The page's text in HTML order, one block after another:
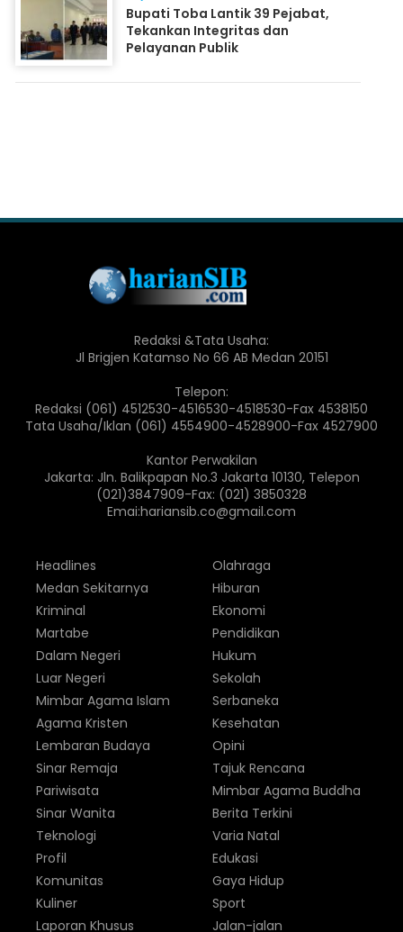
Bupati Toba Lantik 39 Pejabat,
Tekankan Integritas dan
Pelayanan Publik
Redaksi &Tata Usaha:
Jl Brigjen Katamso No 66 AB Medan 20151
Telepon:
Redaksi (061) 4512530-4516530-4518530-Fax 4538150
Tata Usaha/Iklan (061) 4554900-4528900-Fax 4527900
Kantor Perwakilan
Jakarta: Jln. Balikpapan No.3 Jakarta 10130, Telepon
(021)3847909-Fax: (021) 3850328
Emai:hariansib.co@gmail.com
Headlines
Medan Sekitarnya
Kriminal
Martabe
Dalam Negeri
Luar Negeri
Olahraga
Hiburan
Ekonomi
Pendidikan
Hukum
Sekolah
Mimbar Agama Islam
Agama Kristen
Lembaran Budaya
Sinar Remaja
Pariwisata
Sinar Wanita
Serbaneka
Kesehatan
Opini
Tajuk Rencana
Mimbar Agama Buddha
Berita Terkini
Teknologi
Profil
Komunitas
Kuliner
Laporan Khusus
Varia Natal
Edukasi
Gaya Hidup
Sport
Jalan-jalan